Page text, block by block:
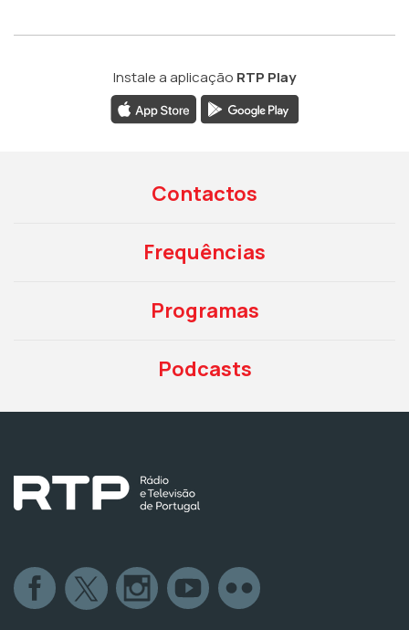
Instale a aplicação RTP Play
Contactos
Frequências
Programas
Podcasts